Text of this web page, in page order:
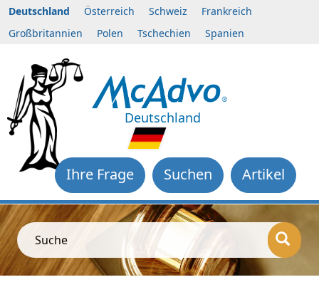
Deutschland Österreich Schweiz
Frankreich
Großbritannien
Polen Tschechien Spanien
Deutschland
Artikel
Suchen
Ihre Frage
Suche